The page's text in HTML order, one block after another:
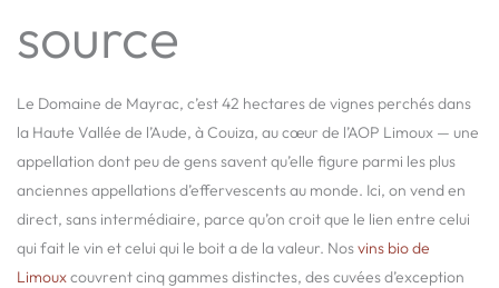
source
Le Domaine de Mayrac, c’est 42 hectares de vignes perchés dans
la Haute Vallée de l’Aude, à Couiza, au cœur de l’AOP Limoux — une
appellation dont peu de gens savent qu’elle figure parmi les plus
anciennes appellations d’effervescents au monde. Ici, on vend en
direct, sans intermédiaire, parce qu’on croit que le lien entre celui
qui fait le vin et celui qui le boit a de la valeur. Nosvins bio de
Limouxcouvrent cinq gammes distinctes, des cuvées d’exception